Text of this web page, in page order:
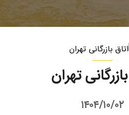
تهران
۱۴۰۴/۱۰/۰۲